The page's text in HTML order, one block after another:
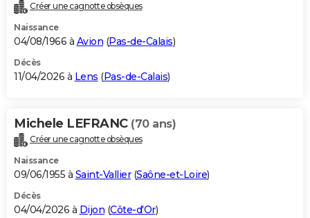
Créer une cagnotte obsèques
Naissance
04/08/1966 à Avion (Pas-de-Calais)
Décès
11/04/2026 à Lens (Pas-de-Calais)
Michele LEFRANC (70 ans)
Créer une cagnotte obsèques
Naissance
09/06/1955 à Saint-Vallier(Saône-et-Loire)
Décès
04/04/2026 à Dijon (Côte-d'Or)